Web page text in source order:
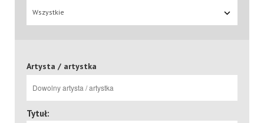
Wszystkie
Artysta / artystka
Tytuł: